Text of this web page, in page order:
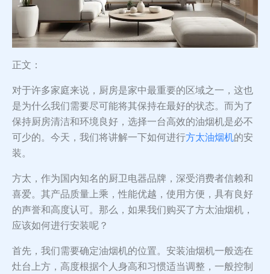
正文：
对于许多家庭来说，厨房是家中最重要的区域之一，这也
是为什么我们需要尽可能将其保持在最好的状态。而为了
保持厨房清洁和环境良好，选择一台高效的油烟机是必不
可少的。今天，我们将讲解一下如何进行方太油烟机的安
装。
方太，作为国内知名的厨卫电器品牌，深受消费者信赖和
喜爱。其产品质量上乘，性能优越，使用方便，具有良好
的声誉和高度认可。那么，如果我们购买了方太油烟机，
应该如何进行安装呢？
首先，我们需要确定油烟机的位置。安装油烟机一般选在
灶台上方，高度根据个人身高和习惯适当调整，一般控制